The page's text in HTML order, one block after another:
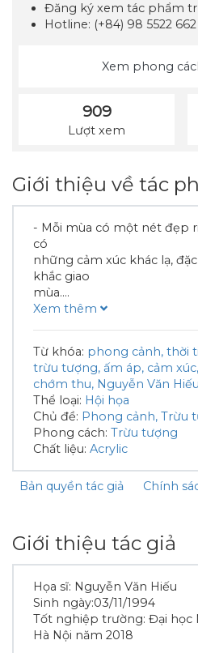
Đăng ký xem tác phẩm
Hotline: (+84) 98 5522 662
Xem phong
909
Lượt xem
Giới thiệu về tác
- Mỗi mùa có một nét đẹp
có
những cảm xúc khác lạ,
khắc giao
mùa....
Xem thêm
Từ khóa: phong cảnh thời
trừu tượng ấm áp cảm xúc
chớm thu Nguyễn Văn Hiếu
Thể loại: Hội họa
Chủ đề: Phong cảnh Trừu
Phong cách: Trừu tượng
Chất liệu: Acrylic
Bản quyền tác giả Chính
Giới thiệu tác giả
Họa sĩ: Nguyễn Văn Hiếu
Sinh ngày:03/11/1994
Tốt nghiệp trường: Đại học
Hà Nội năm 2018